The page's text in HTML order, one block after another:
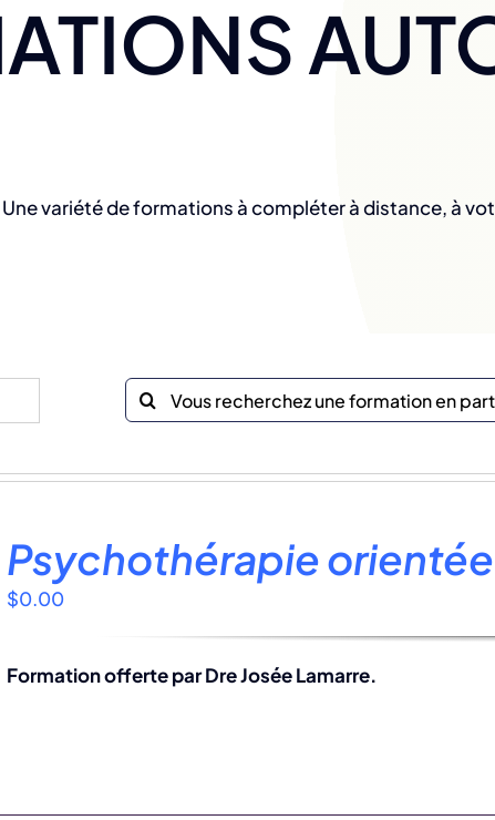
Une variété de formations à compléter à distance, à
Recherche
sur
site
Psychothérapie
$0.00
Formation offerte par Dre Josée Lamarre.